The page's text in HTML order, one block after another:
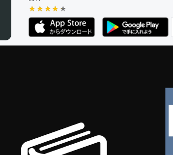
★★★★★
★★★★★